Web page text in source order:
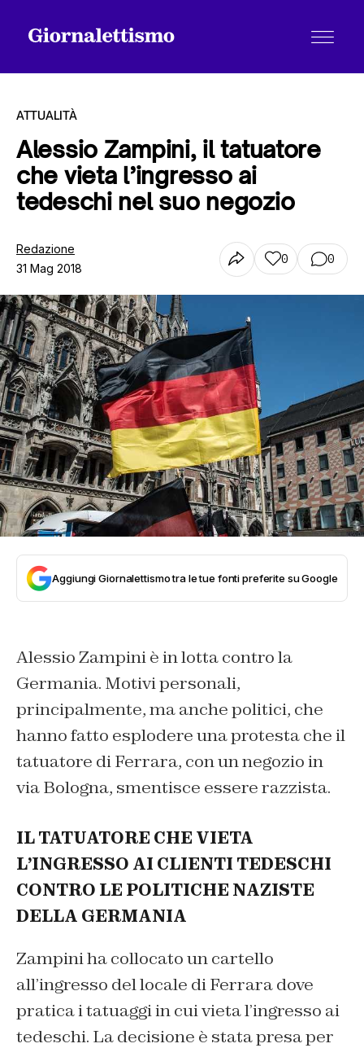
Tutti gli articoli
Chi siamo
Contatti
ATTUALITÀ
Alessio Zampini, il tatuatore
che vieta l’ingresso ai
tedeschi nel suo negozio
Redazione
31 Mag 2018
0 0
Aggiungi Giornalettismo tra le tue fonti preferite su Google
Alessio Zampini è in lotta contro la
Germania. Motivi personali,
principalmente, ma anche politici, che
hanno fatto esplodere una protesta che il
tatuatore di Ferrara, con un negozio in
via Bologna, smentisce essere razzista.
IL TATUATORE CHE VIETA
L’INGRESSO AI CLIENTI TEDESCHI
CONTRO LE POLITICHE NAZISTE
DELLA GERMANIA
Zampini ha collocato un cartello
all’ingresso del locale di Ferrara dove
pratica i tatuaggi in cui vieta l’ingresso ai
tedeschi. La decisione è stata presa per